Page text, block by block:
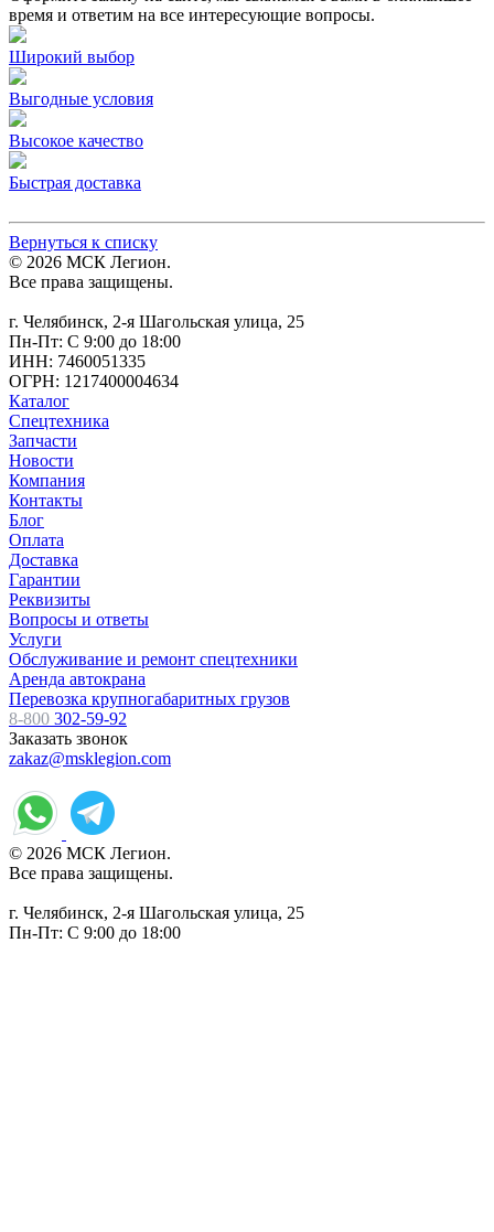
время и ответим на все интересующие вопросы.
Широкий выбор
Выгодные условия
Высокое качество
Быстрая доставка
Вернуться к списку
© 2026 МСК Легион.
Все права защищены.
г. Челябинск, 2-я Шагольская улица, 25
Пн-Пт: С 9:00 до 18:00
ИНН: 7460051335
ОГРН: 1217400004634
Каталог
Спецтехника
Запчасти
Новости
Компания
Контакты
Блог
Оплата
Доставка
Гарантии
Реквизиты
Вопросы и ответы
Услуги
Обслуживание и ремонт спецтехники
Аренда автокрана
Перевозка крупногабаритных грузов
8-800 302-59-92
Заказать звонок
zakaz@msklegion.com
© 2026 МСК Легион.
Все права защищены.
г. Челябинск, 2-я Шагольская улица, 25
Пн-Пт: С 9:00 до 18:00